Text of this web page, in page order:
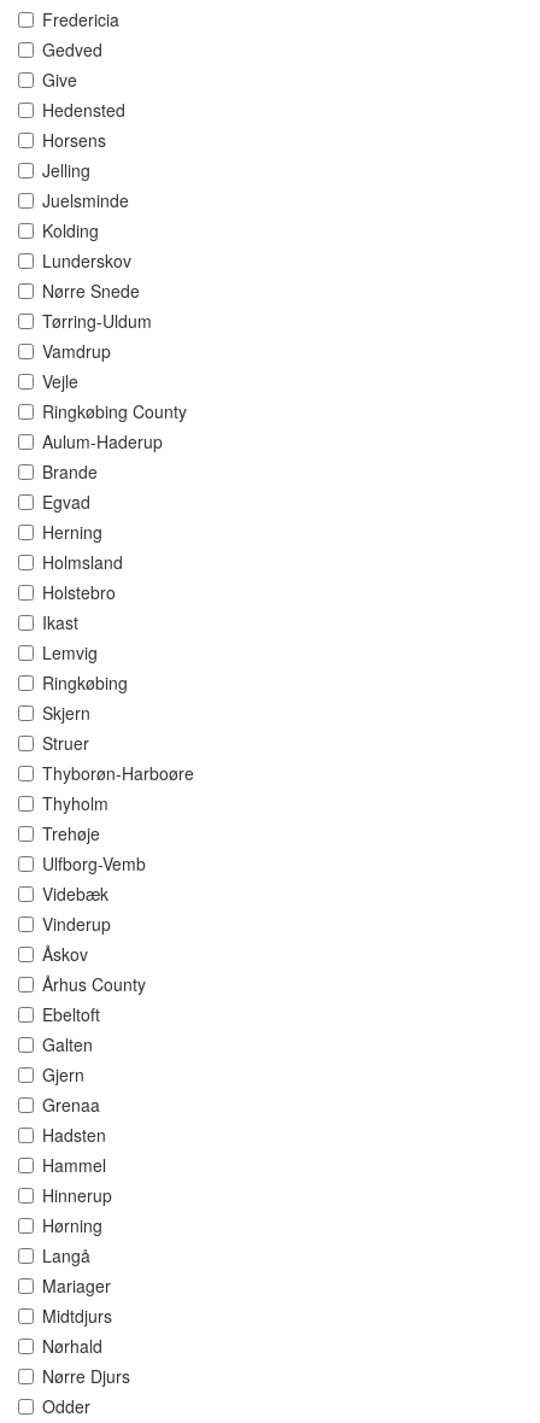
Fredericia
Gedved
Give
Hedensted
Horsens
Jelling
Juelsminde
Kolding
Lunderskov
Nørre Snede
Tørring-Uldum
Vamdrup
Vejle
Ringkøbing County
Aulum-Haderup
Brande
Egvad
Herning
Holmsland
Holstebro
Ikast
Lemvig
Ringkøbing
Skjern
Struer
Thyborøn-Harboøre
Thyholm
Trehøje
Ulfborg-Vemb
Videbæk
Vinderup
Åskov
Århus County
Ebeltoft
Galten
Gjern
Grenaa
Hadsten
Hammel
Hinnerup
Hørning
Langå
Mariager
Midtdjurs
Nørhald
Nørre Djurs
Odder